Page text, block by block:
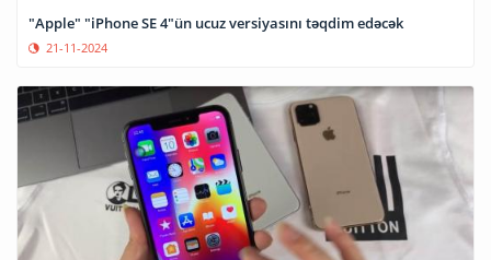
"Apple" "iPhone SE 4"ün ucuz versiyasını təqdim edəcək
21-11-2024